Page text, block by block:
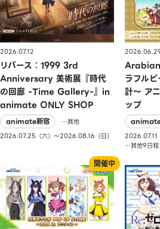
2026.07.12
リバース：1999 3rd
Anniversary 美術展『時代
の回廊 -Time Gallery-』in
animate ONLY SHOP
animate新宿
…其他
2026.07.25（六）〜2026.08.16（日）
ラフル
計〜 ア
ップ
animate
2026.07.11
…其他9日程